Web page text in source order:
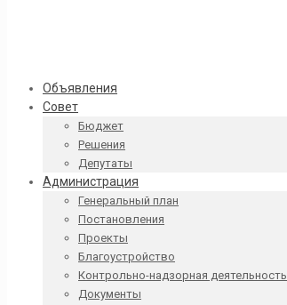
Объявления
Совет
Бюджет
Решения
Депутаты
Администрация
Генеральный план
Постановления
Проекты
Благоустройство
Контрольно-надзорная деятельность
Документы